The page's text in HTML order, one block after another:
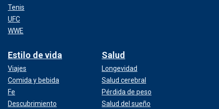
Tenis
UFC
WWE
Estilo de vida
Viajes
Comida y bebida
Fe
Descubrimiento
Salud
Longevidad
Salud cerebral
Pérdida de peso
Salud del sueño